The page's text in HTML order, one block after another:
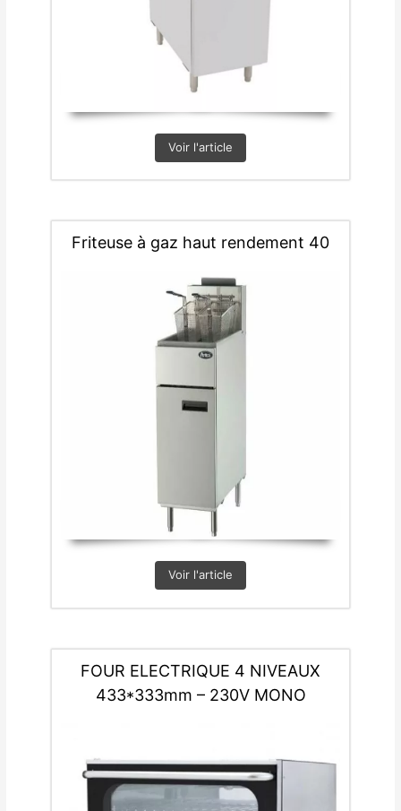
Voir l'article
Friteuse à gaz haut rendement 40
Voir l'article
FOUR ELECTRIQUE 4 NIVEAUX
433*333mm – 230V MONO